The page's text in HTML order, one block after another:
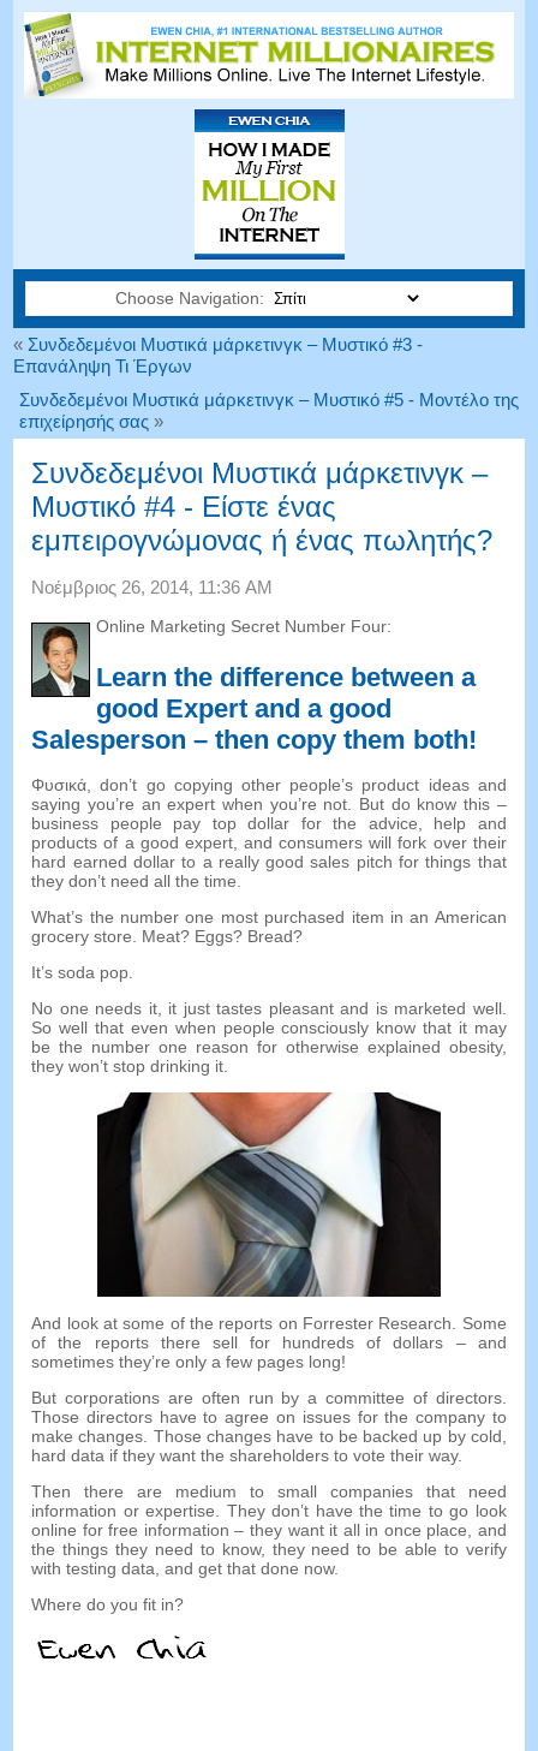
Choose Navigation:
« Συνδεδεμένοι Μυστικά μάρκετινγκ – Μυστικό #3 -
Επανάληψη Τι Έργων
Συνδεδεμένοι Μυστικά μάρκετινγκ – Μυστικό #5 - Μοντέλο της
επιχείρησής σας »
Συνδεδεμένοι Μυστικά μάρκετινγκ –
Μυστικό #4 - Είστε ένας
εμπειρογνώμονας ή ένας πωλητής?
Νοέμβριος 26, 2014, 11:36 AM
Online Marketing Secret Number Four:
Learn the difference between a
good Expert and a good
Salesperson –then copy them both!
Φυσικά,don’t go copying other people’s product ideas and
saying you’re an expert when you’re not. But do know this –
business people pay top dollar for the advice, help and
products of a good expert,and consumers will fork over their
hard earned dollar to a really good sales pitch for things that
they don’t need all the time.
What’s the number one most purchased item in an American
grocery store. Meat? Eggs? Bread?
It’s soda pop.
No one needs it, it just tastes pleasant and is marketed well.
So well that even when people consciously know that it may
be the number one reason for otherwise explained obesity,
they won’t stop drinking it.
And look at some of the reports on Forrester Research. Some
of the reports there sell for hundreds of dollars – and
sometimes they’re only a few pages long!
But corporations are often run by a committee of directors.
Those directors have to agree on issues for the company to
make changes. Those changes have to be backed up by cold,
hard data if they want the shareholders to vote their way.
Then there are medium to small companies that need
information or expertise. They don’t have the time to go look
online for free information – they want it all in once place, and
the things they need to know, they need to be able to verify
with testing data,and get that done now.
Where do you fit in?